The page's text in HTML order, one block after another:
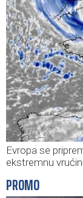
Evropa se
ekstremnu
PROMO